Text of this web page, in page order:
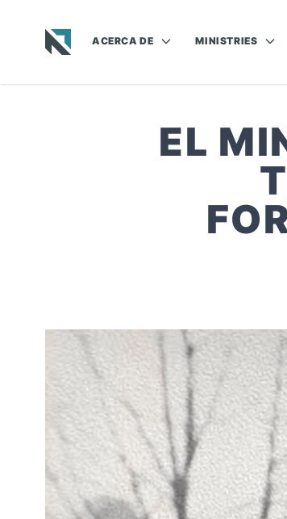
ACERCA DE MINISTRIES
EL